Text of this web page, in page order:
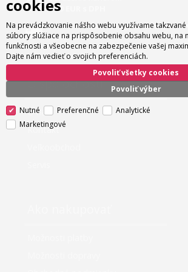
4.80 EUR s DPH
Doručenie kuriérom nad 180 EUR
zadarmo
O spoločnosti
O nás
Kontakt
cookies
Na prevádzkovanie nášho webu využívame
súbory slúžiace na prispôsobenie obsahu webu, na
funkčnosti a všeobecne na zabezpečenie vašej
Dajte nám vedieť o svojich preferenciách.
Povoliť výber
Povoliť všetky cookies
Nutné Preferenčné
Analytické
Marketingové